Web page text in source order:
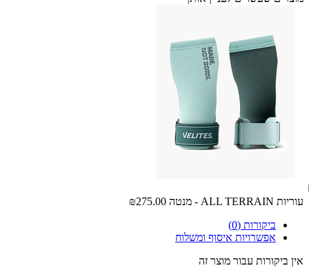
עוריות ALL TERRAIN - מנטה
₪275.00
ביקורות (0)
אפשרויות איסוף ומשלוח
אין ביקורות עבור מוצר זה